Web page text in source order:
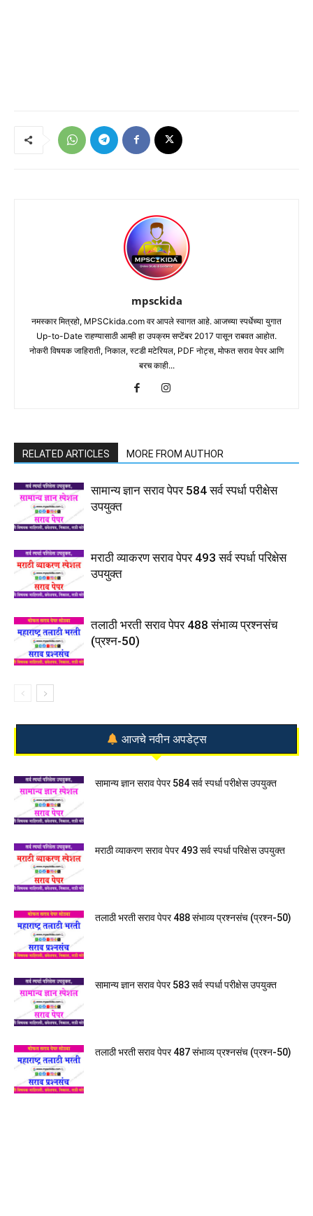
mpsckida
नमस्कार मित्रहो, MPSCkida.com वर आपले स्वागत आहे. आजच्या स्पर्धेच्या युगात
Up-to-Date राहण्यासाठी आम्ही हा उपक्रम सप्टेंबर 2017 पासून राबवत आहोत.
नोकरी विषयक जाहिराती, निकाल, स्टडी मटेरियल, PDF नोट्स, मोफत सराव पेपर आणि
बरच काही...
RELATED ARTICLES MORE FROM AUTHOR
सामान्य ज्ञान सराव पेपर 584 सर्व स्पर्धा परीक्षेस
उपयुक्त
मराठी व्याकरण सराव पेपर 493 सर्व स्पर्धा परिक्षेस
उपयुक्त
तलाठी भरती सराव पेपर 488 संभाव्य प्रश्नसंच
(प्रश्न-50)
आजचे नवीन अपडेट्स
सामान्य ज्ञान सराव पेपर 584 सर्व स्पर्धा परीक्षेस उपयुक्त
मराठी व्याकरण सराव पेपर 493 सर्व स्पर्धा परिक्षेस उपयुक्त
तलाठी भरती सराव पेपर 488 संभाव्य प्रश्नसंच (प्रश्न-50)
सामान्य ज्ञान सराव पेपर 583 सर्व स्पर्धा परीक्षेस उपयुक्त
तलाठी भरती सराव पेपर 487 संभाव्य प्रश्नसंच (प्रश्न-50)